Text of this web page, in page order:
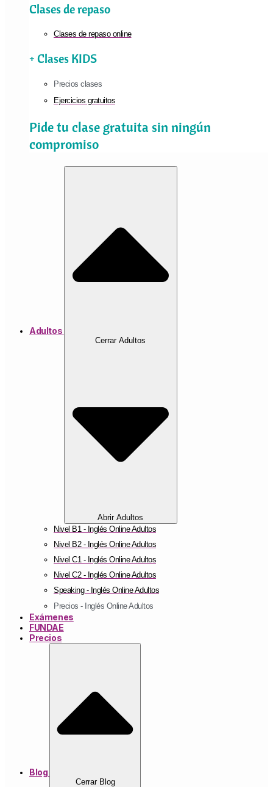
Clases de repaso
Clases de repaso online
+ Clases KIDS
Precios clases
Ejercicios gratuitos
Pide tu clase gratuita sin ningún
compromiso
Adultos
Cerrar Adultos
Abrir Adultos
Nivel B1 - Inglés Online Adultos
Nivel B2 - Inglés Online Adultos
Nivel C1 - Inglés Online Adultos
Nivel C2 - Inglés Online Adultos
Speaking - Inglés Online Adultos
Precios - Inglés Online Adultos
Exámenes
FUNDAE
Precios
Blog
Cerrar Blog